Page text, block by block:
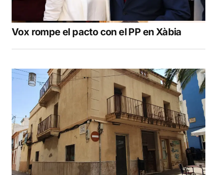
Vox rompe el pacto con el PP en Xàbia